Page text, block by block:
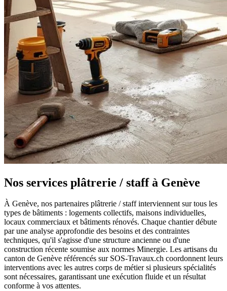
Nos services plâtrerie / staff à Genève
À Genève, nos partenaires plâtrerie / staff interviennent sur tous les
types de bâtiments : logements collectifs, maisons individuelles,
locaux commerciaux et bâtiments rénovés. Chaque chantier débute
par une analyse approfondie des besoins et des contraintes
techniques, qu'il s'agisse d'une structure ancienne ou d'une
construction récente soumise aux normes Minergie. Les artisans du
canton de Genève référencés sur SOS-Travaux.ch coordonnent leurs
interventions avec les autres corps de métier si plusieurs spécialités
sont nécessaires, garantissant une exécution fluide et un résultat
conforme à vos attentes.